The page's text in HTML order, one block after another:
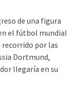
de una figura
el fútbol mundial
por las
Dortmund,
llegaría en su